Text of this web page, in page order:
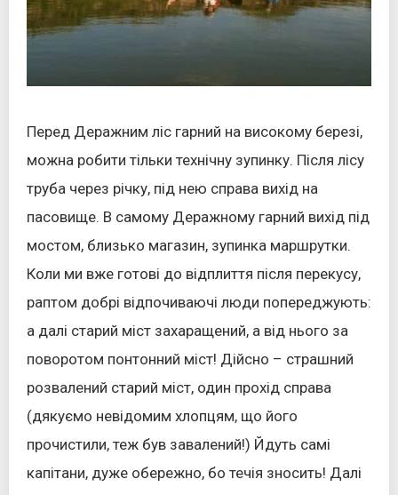
Перед Деражним ліс гарний на високому березі,
можна робити тільки технічну зупинку. Після лісу
труба через річку, під нею справа вихід на
пасовище. В самому Деражному гарний вихід під
мостом, близько магазин, зупинка маршрутки.
Коли ми вже готові до відплиття після перекусу,
раптом добрі відпочиваючі люди попереджують:
а далі старий міст захаращений, а від нього за
поворотом понтонний міст! Дійсно – страшний
розвалений старий міст, один прохід справа
(дякуємо невідомим хлопцям, що його
прочистили, теж був завалений!) Йдуть самі
капітани, дуже обережно, бо течія зносить! Далі